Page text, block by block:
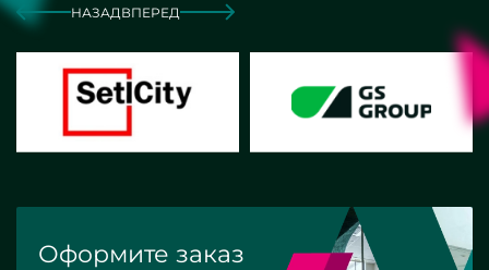
НАЗАД ВПЕРЕД
Оформите заказ